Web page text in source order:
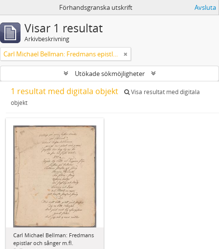
Förhandsgranska utskrift Avsluta
Visar 1 resultat
Arkivbeskrivning
Carl Michael Bellman: Fredmans epistlar och sånger m.fl. Bellman-texter
Utökade sökmöjligheter
1 resultat med digitala objekt
Visa resultat med digitala
objekt
Carl Michael Bellman: Fredmans
epistlar och sånger m.fl.